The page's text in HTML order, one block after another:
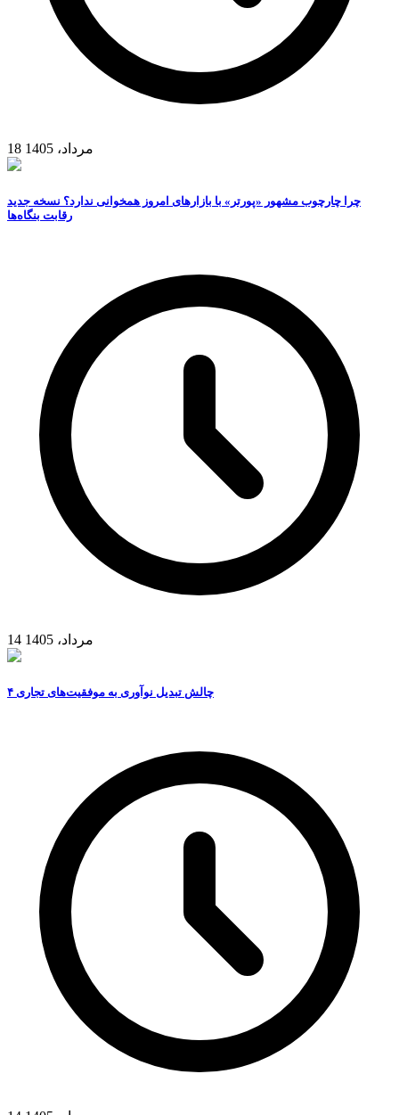
18 مرداد، 1405
چرا چارچوب مشهور «پورتر» با بازارهای امروز همخوانی ندارد؟ نسخه جدید
رقابت‌ بنگاه‌ها
14 مرداد، 1405
۴ چالش تبدیل نوآوری به موفقیت‌های تجاری